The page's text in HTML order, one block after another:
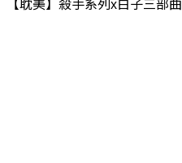
【耽美】殺手系列x白子三部曲